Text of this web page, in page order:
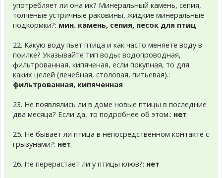
употребляет ли она их? Минеральный камень, сепия,
толченые устричные раковины, жидкие минеральные
подкормки?: мин. камень, сепия, песок для птиц
22. Какую воду пьет птица и как часто меняете воду в
поилке? Указывайте тип воды: водопроводная,
фильтрованная, кипяченая, если покупная, то для
каких целей (лечебная, столовая, питьевая).:
фильтрованная, кипяченная
23. Не появлялись ли в доме новые птицы в последние
два месяца? Если да, то подробнее об этом.: нет
25. Не бывает ли птица в непосредственном контакте с
грызунами?: нет
26. Не перерастает ли у птицы клюв?: нет